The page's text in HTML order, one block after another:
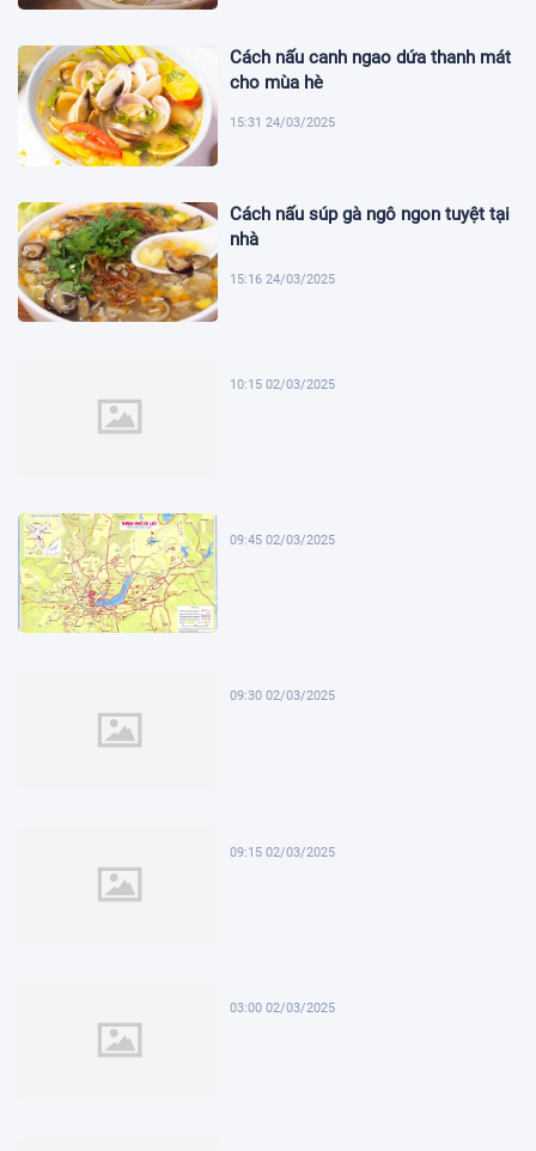
Cách nấu canh ngao dứa thanh mát
cho mùa hè
15:31 24/03/2025
Cách nấu súp gà ngô ngon tuyệt tại
nhà
15:16 24/03/2025
10:15 02/03/2025
09:45 02/03/2025
09:30 02/03/2025
09:15 02/03/2025
03:00 02/03/2025